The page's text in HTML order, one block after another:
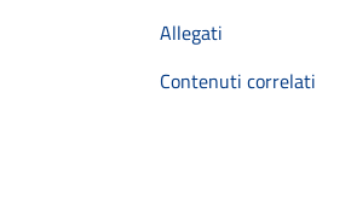
Allegati
Contenuti correlati